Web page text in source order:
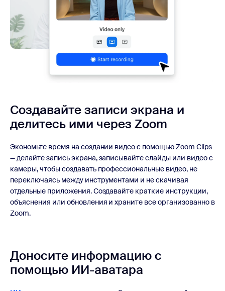
Создавайте записи экрана и
делитесь ими через Zoom
Экономьте время на создании видео с помощью Zoom Clips
— делайте запись экрана, записывайте слайды или видео с
камеры, чтобы создавать профессиональные видео, не
переключаясь между инструментами и не скачивая
отдельные приложения. Создавайте краткие инструкции,
объяснения или обновления и храните все организованно в
Zoom.
Доносите информацию с
помощью ИИ-аватара